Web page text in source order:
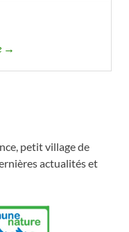
→
petit village de
actualités et